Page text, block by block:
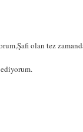
olan tez